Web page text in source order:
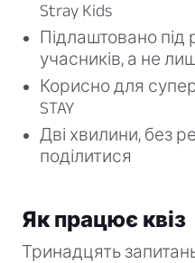
Stray Kids
Підлаштовано під
учасників, а не
Корисно для
STAY
Дві хвилини, без
поділитися
Як працює квіз
Тринадцять